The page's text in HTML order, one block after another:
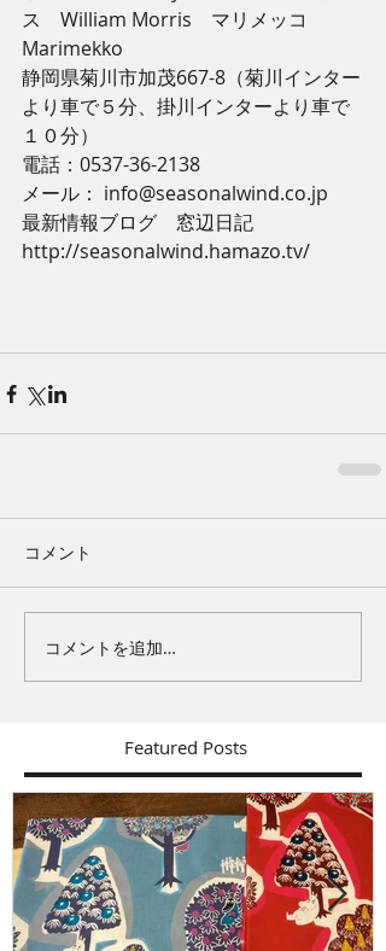
ス　William Morris　マリメッコ
Marimekko
静岡県菊川市加茂667-8（菊川インター
より車で５分、掛川インターより車で
１０分）
電話：0537-36-2138
メール： info@seasonalwind.co.jp
最新情報ブログ　窓辺日記
http://seasonalwind.hamazo.tv/
コメント
コメントを追加…
Featured Posts